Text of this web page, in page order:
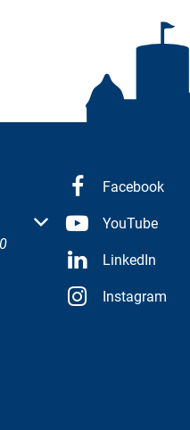
Schließzeiten auszublenden
Facebook
YouTube
LinkedIn
Instagram